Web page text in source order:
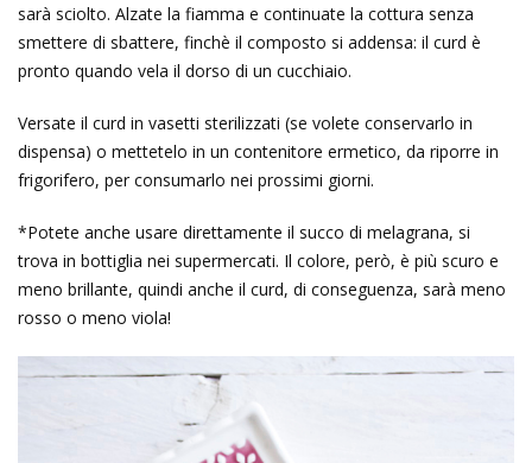
sarà sciolto. Alzate la fiamma e continuate la cottura senza
smettere di sbattere, finchè il composto si addensa: il curd è
pronto quando vela il dorso di un cucchiaio.
Versate il curd in vasetti sterilizzati (se volete conservarlo in
dispensa) o mettetelo in un contenitore ermetico, da riporre in
frigorifero, per consumarlo nei prossimi giorni.
*Potete anche usare direttamente il succo di melagrana, si
trova in bottiglia nei supermercati. Il colore, però, è più scuro e
meno brillante, quindi anche il curd, di conseguenza, sarà meno
rosso o meno viola!